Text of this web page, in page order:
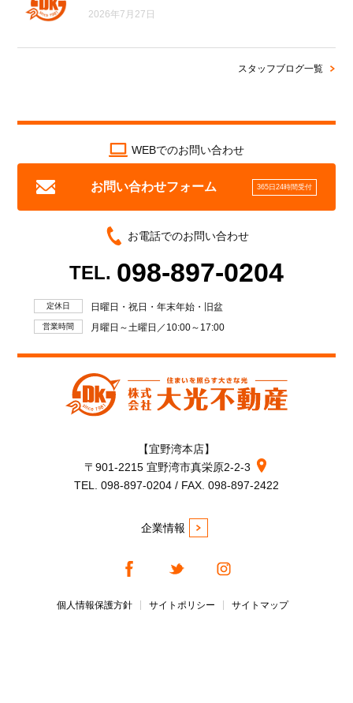
2026年7月27日
スタッフブログ一覧
WEBでのお問い合わせ
お問い合わせフォーム 365日24時間受付
お電話でのお問い合わせ
TEL. 098-897-0204
定休日 日曜日・祝日・年末年始・旧盆
営業時間 月曜日～土曜日／10:00～17:00
【宜野湾本店】
〒901-2215 宜野湾市真栄原2-2-3
TEL. 098-897-0204 / FAX. 098-897-2422
企業情報
個人情報保護方針 サイトポリシー サイトマップ